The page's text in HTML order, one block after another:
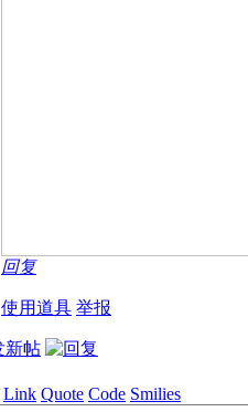
回复
使用道具 举报
Link Quote Code Smilies